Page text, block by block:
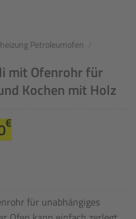
Petroleumofen
mit Ofenrohr für
Kochen mit Holz
€Aktueller
Preis
für unabhängiges